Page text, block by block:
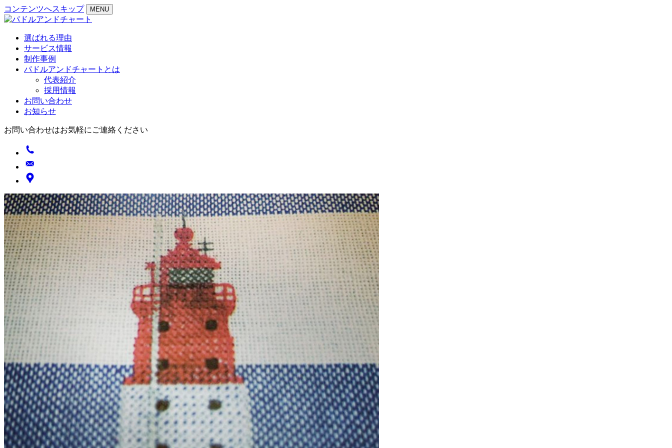
コンテンツへスキップ MENU
選ばれる理由
サービス情報
制作事例
パドルアンドチャートとは
代表紹介
採用情報
お問い合わせ
お知らせ
お問い合わせはお気軽にご連絡ください